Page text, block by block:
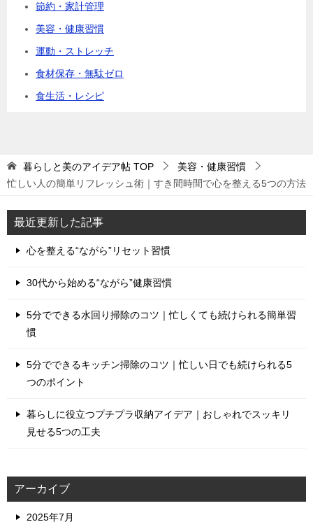
節約・家計管理
美容・健康習慣
運動・ストレッチ
食材保存・無駄ゼロ
食生活・レシピ
暮らしと美のアイデア帖 TOP
美容・健康習慣
忙しい人の簡単リフレッシュ術｜すき間時間で心を整える5つの方法
最近更新した記事
心を整える“ながら”リセット習慣
30代から始める“ながら”健康習慣
5分でできる水回り掃除のコツ｜忙しくても続けられる簡単習
慣
5分でできるキッチン掃除のコツ｜忙しい日でも続けられる5
つのポイント
暮らしに役立つプチプラ収納アイデア｜おしゃれでスッキリ
見せる5つの工夫
アーカイブ
2025年7月